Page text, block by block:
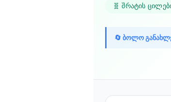
🧬 შრატის
🔄 ბოლო
Cebuano
ئۇيغۇرچە
Татар теле